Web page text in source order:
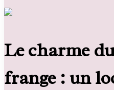
Le charme
frange : un